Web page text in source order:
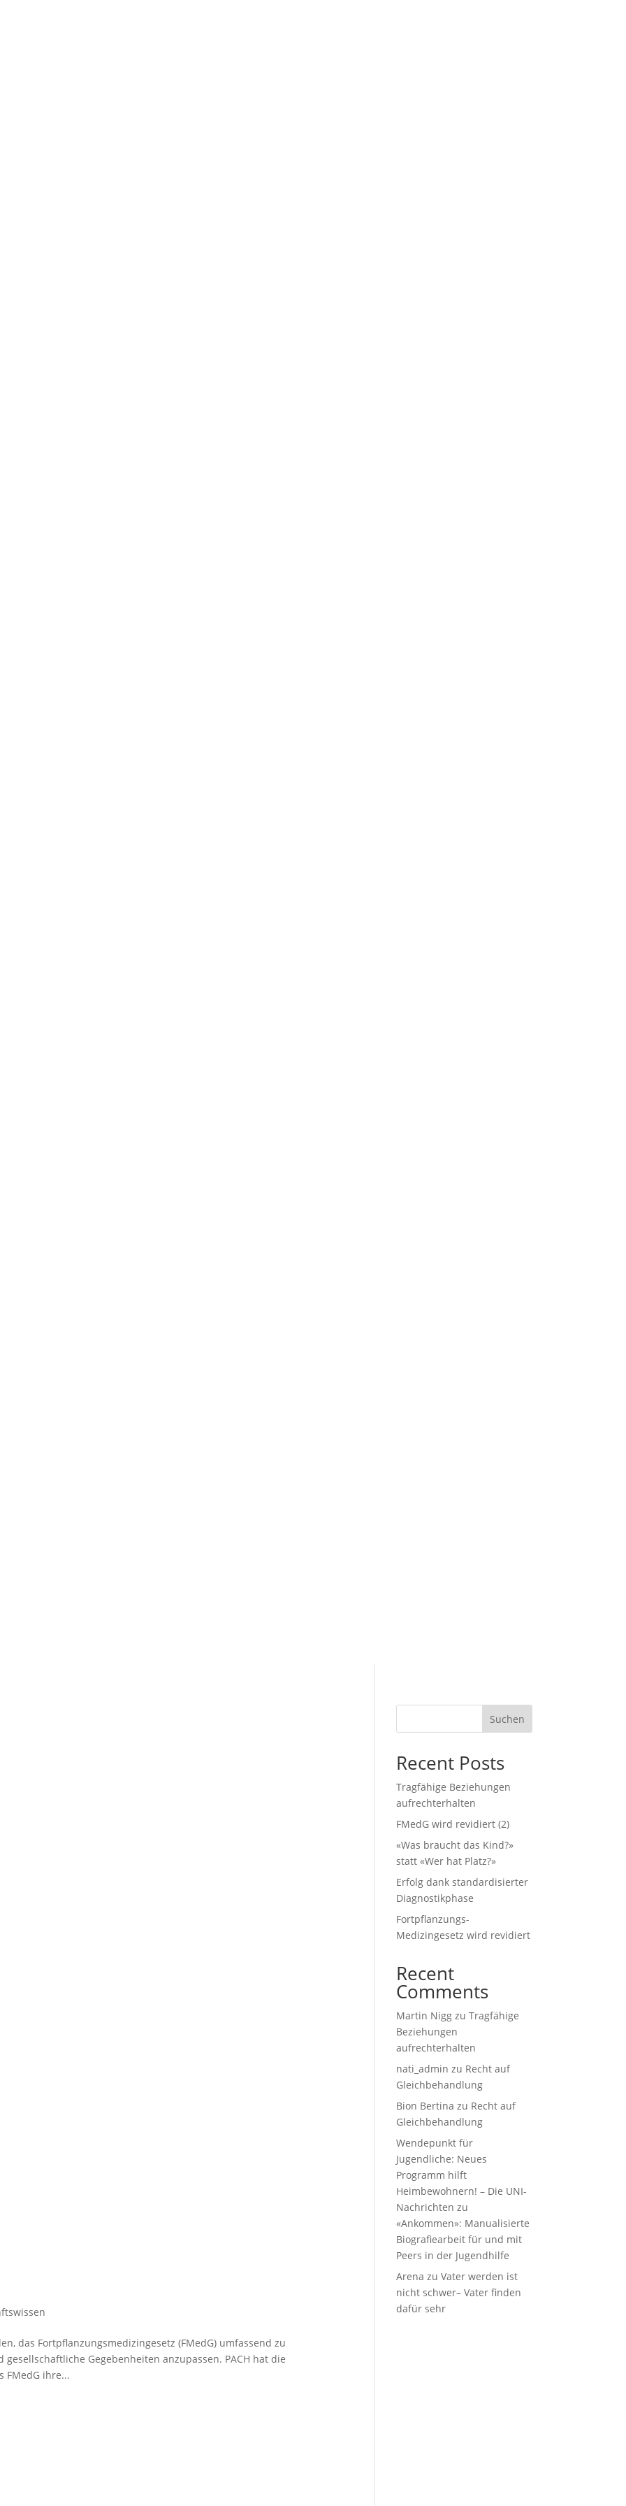
das Fortpflanzungsmedizingesetz (FMedG) umfassend zu
Gegebenheiten anzupassen. PACH hat die
FMedG ihre...
Suchen
Recent Posts
Tragfähige Beziehungen
aufrechterhalten
FMedG wird revidiert (2)
«Was braucht das Kind?»
statt «Wer hat Platz?»
Erfolg dank standardisierter
Diagnostikphase
Fortpflanzungs-
Medizingesetz wird revidiert
Recent
Comments
Martin Nigg zuTragfähige
Beziehungen
aufrechterhalten
nati_admin zu Recht auf
Gleichbehandlung
Bion Bertina zu Recht auf
Gleichbehandlung
Wendepunkt für
Jugendliche: Neues
Programm hilft
Heimbewohnern! – Die UNI-
Nachrichten zu
«Ankommen»: Manualisierte
Biografiearbeit für und mit
Peers in der Jugendhilfe
Arena zuVater werden ist
nicht schwer– Vater finden
dafür sehr